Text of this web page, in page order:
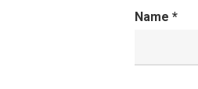
Name *